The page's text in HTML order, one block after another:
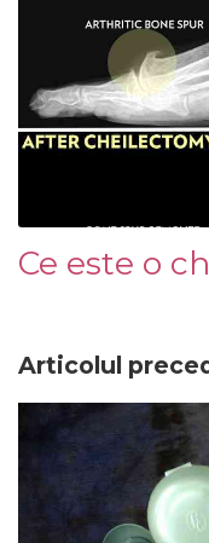
Ce este o
Articolul